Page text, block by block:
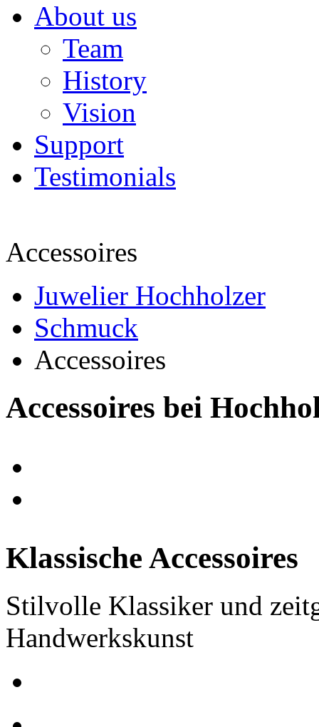
About us
Team
History
Vision
Support
Testimonials
Accessoires
Juwelier Hochholzer
Schmuck
Accessoires
Accessoires bei
Klassische Accessoires
Stilvolle Klassiker und
Handwerkskunst